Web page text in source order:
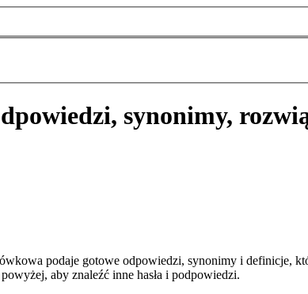
synonimy,
podaje gotowe odpowiedzi, synonimy i definicje,
aby znaleźć inne hasła i podpowiedzi.